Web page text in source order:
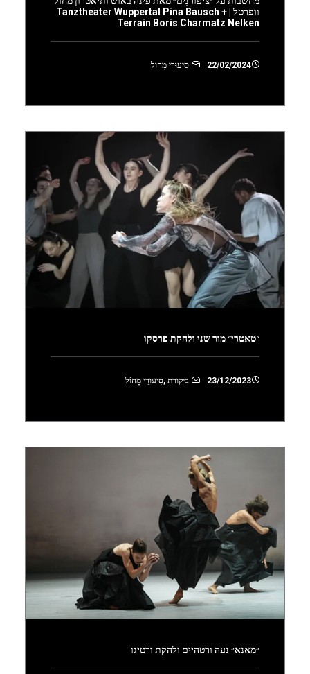
וופרטל | Tanztheater Wuppertal Pina Bausch +
Terrain Boris Charmatz Nelken
22/02/2024 סִיעוּרֵי מָחוֹל
״טאטרי״ מור שני ולהקת פרסקו
23/12/2023 ביקורת ,סִיעוּרֵי מָחוֹל
״מאנא״ נעה ורטהיים ולהקת ורטיגו